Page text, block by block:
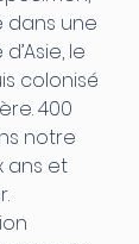
dans une
le
colonisé
400
notre
ans et